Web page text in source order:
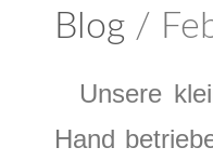
Blog /
Unsere
Hand